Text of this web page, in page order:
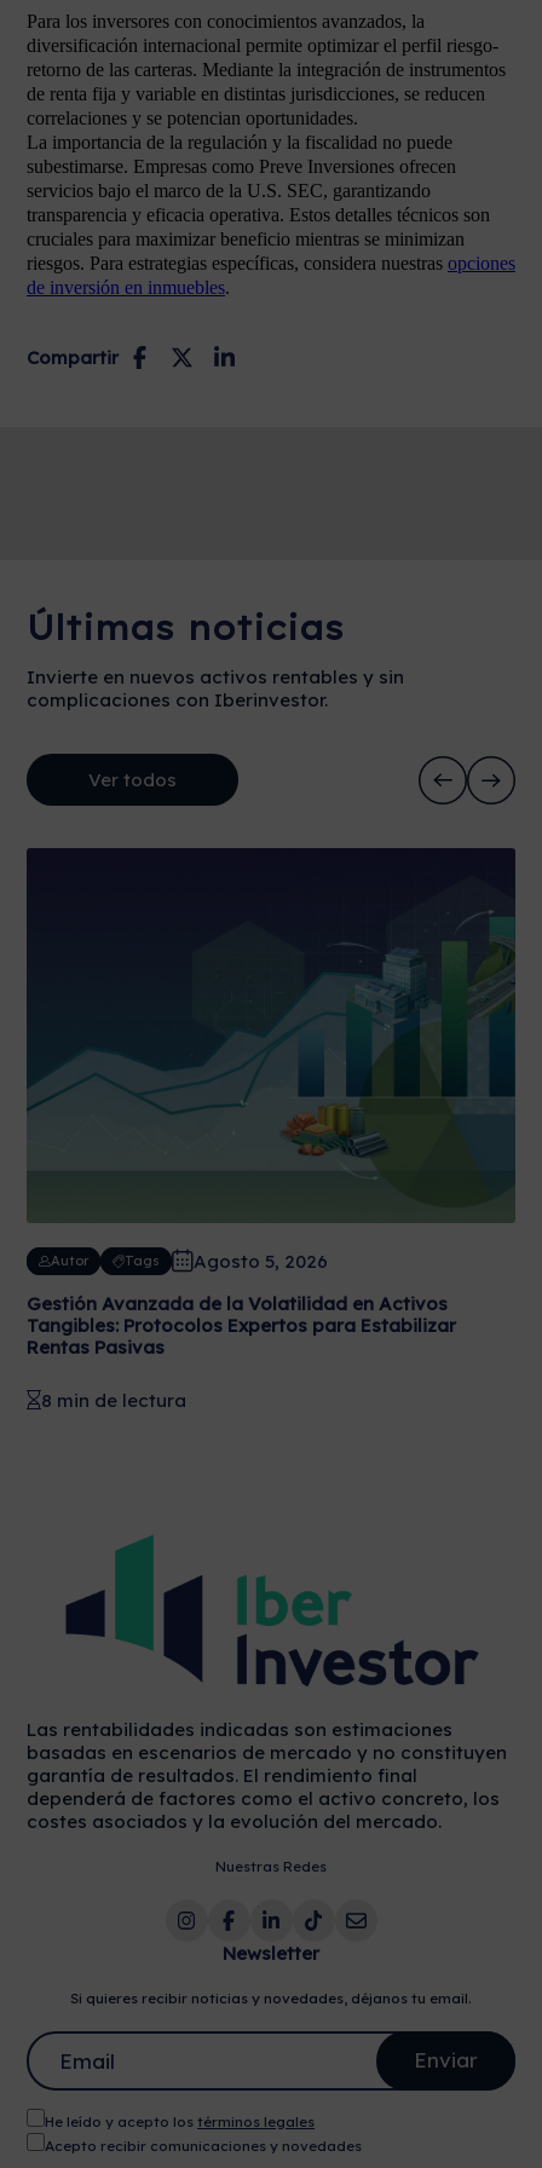
Para los inversores con conocimientos avanzados, la
diversificación internacional permite optimizar el perfil riesgo-
retorno de las carteras. Mediante la integración de instrumentos
de renta fija y variable en distintas jurisdicciones, se reducen
correlaciones y se potencian oportunidades.
La importancia de la regulación y la fiscalidad no puede
subestimarse. Empresas como Preve Inversiones ofrecen
servicios bajo el marco de la U.S. SEC, garantizando
transparencia y eficacia operativa. Estos detalles técnicos son
cruciales para maximizar beneficio mientras se minimizan
riesgos. Para estrategias específicas, considera nuestras opciones
de inversión en inmuebles.
Compartir
Últimas noticias
Invierte en nuevos activos rentables y sin
complicaciones con Iberinvestor.
Ver todos
Autor Tags
Agosto 5, 2026
Gestión Avanzada de la Volatilidad en Activos
Tangibles: Protocolos Expertos para Estabilizar
Rentas Pasivas
8 min de lectura
Las rentabilidades indicadas son estimaciones
basadas en escenarios de mercado y no constituyen
garantía de resultados. El rendimiento final
dependerá de factores como el activo concreto, los
costes asociados y la evolución del mercado.
Nuestras Redes
Newsletter
Si quieres recibir noticias y novedades, déjanos tu email.
He leído y acepto los términos legales
Acepto recibir comunicaciones y novedades